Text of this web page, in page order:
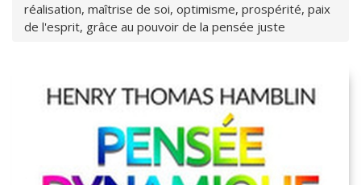
réalisation, maîtrise de soi, optimisme, prospérité, paix
de l'esprit, grâce au pouvoir de la pensée juste